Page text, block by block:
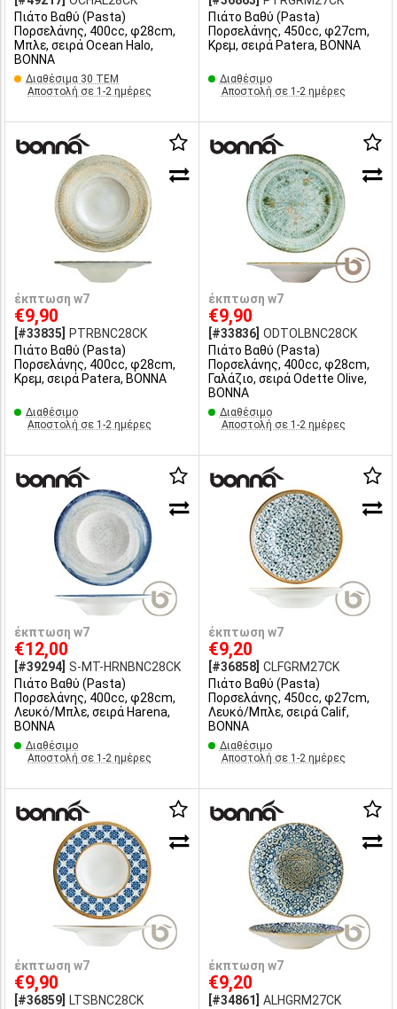
Πιάτο Βαθύ (Pasta)
Πορσελάνης, 400cc, φ28cm,
Μπλε, σειρά Ocean Halo,
BONNA
Διαθέσιμα 30 ΤΕΜ
Αποστολή σε 1-2 ημέρες
Πιάτο Βαθύ (Pasta)
Πορσελάνης, 450cc, φ27cm,
Κρεμ, σειρά Patera, BONNA
Διαθέσιμο
Αποστολή σε 1-2 ημέρες
έκπτωση w7
€9,90
[#33835]
PTRBNC28CK
Πιάτο Βαθύ (Pasta)
Πορσελάνης, 400cc, φ28cm,
Κρεμ, σειρά Patera, BONNA
Διαθέσιμο
Αποστολή σε 1-2 ημέρες
έκπτωση w7
€9,90
[#33836] ODTOLBNC28CK
Πιάτο Βαθύ (Pasta)
Πορσελάνης, 400cc, φ28cm,
Γαλάζιο, σειρά Odette Olive,
BONNA
Διαθέσιμο
Αποστολή σε 1-2 ημέρες
έκπτωση w7
€12,00
[#39294] S-MT-HRNBNC28CK
Πιάτο Βαθύ (Pasta)
Πορσελάνης, 400cc, φ28cm,
Λευκό/Μπλε, σειρά Harena,
BONNA
Διαθέσιμο
Αποστολή σε 1-2 ημέρες
έκπτωση w7
€9,20
[#36858] CLFGRM27CK
Πιάτο Βαθύ (Pasta)
Πορσελάνης, 450cc, φ27cm,
Λευκό/Μπλε, σειρά Calif,
BONNA
Διαθέσιμο
Αποστολή σε 1-2 ημέρες
έκπτωση w7
€9,90
[#36859]
LTSBNC28CK
έκπτωση w7
€9,20
[#34861]
ALHGRM27CK